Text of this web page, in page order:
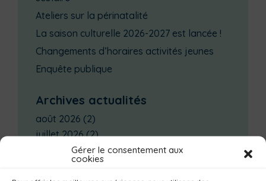
Gérer le consentement aux
cookies
Ateliers sur la périnatalité
La saison culturelle 2026-2027 est lancée !
Changements d’horaires activités jeunes
Enquête publique
Archives actualités
août 2026 (2)
juillet 2026(2)
juin 2026(7)
mai 2026(5)